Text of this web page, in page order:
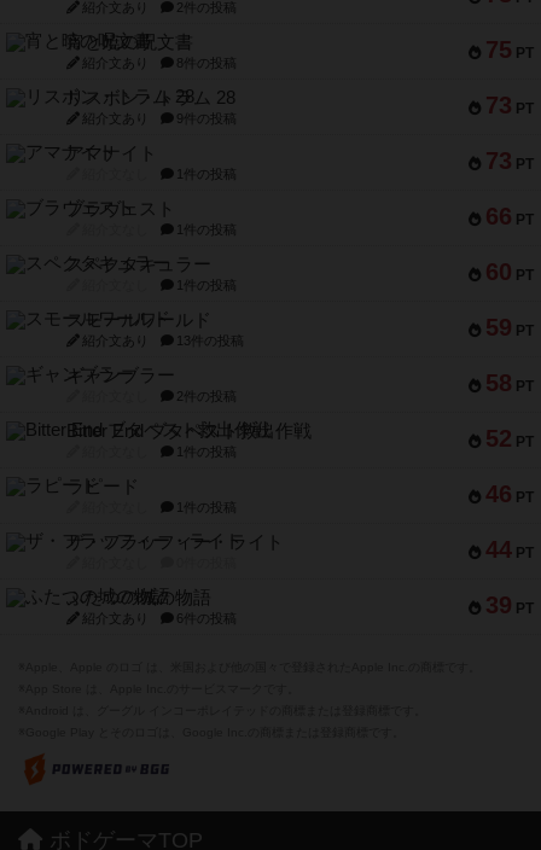
紹介文あり 2件の投稿
75 PT
宵と暁の呪文書
紹介文あり 8件の投稿
73 PT
リスボン・トラム 28
紹介文あり 9件の投稿
73 PT
アマナイト
1件の投稿
66 PT
ブラヴェスト
1件の投稿
60 PT
スペクタキュラー
1件の投稿
59 PT
スモールワールド
紹介文あり 13件の投稿
58 PT
ギャンブラー
2件の投稿
52 PT
Bitter End ブタペスト救出作戦
1件の投稿
46 PT
ラピード
1件の投稿
44 PT
ザ・フラッフィー・ライト
39 PT
ふたつの城の物語
紹介文あり 6件の投稿
ボドゲーマTOP